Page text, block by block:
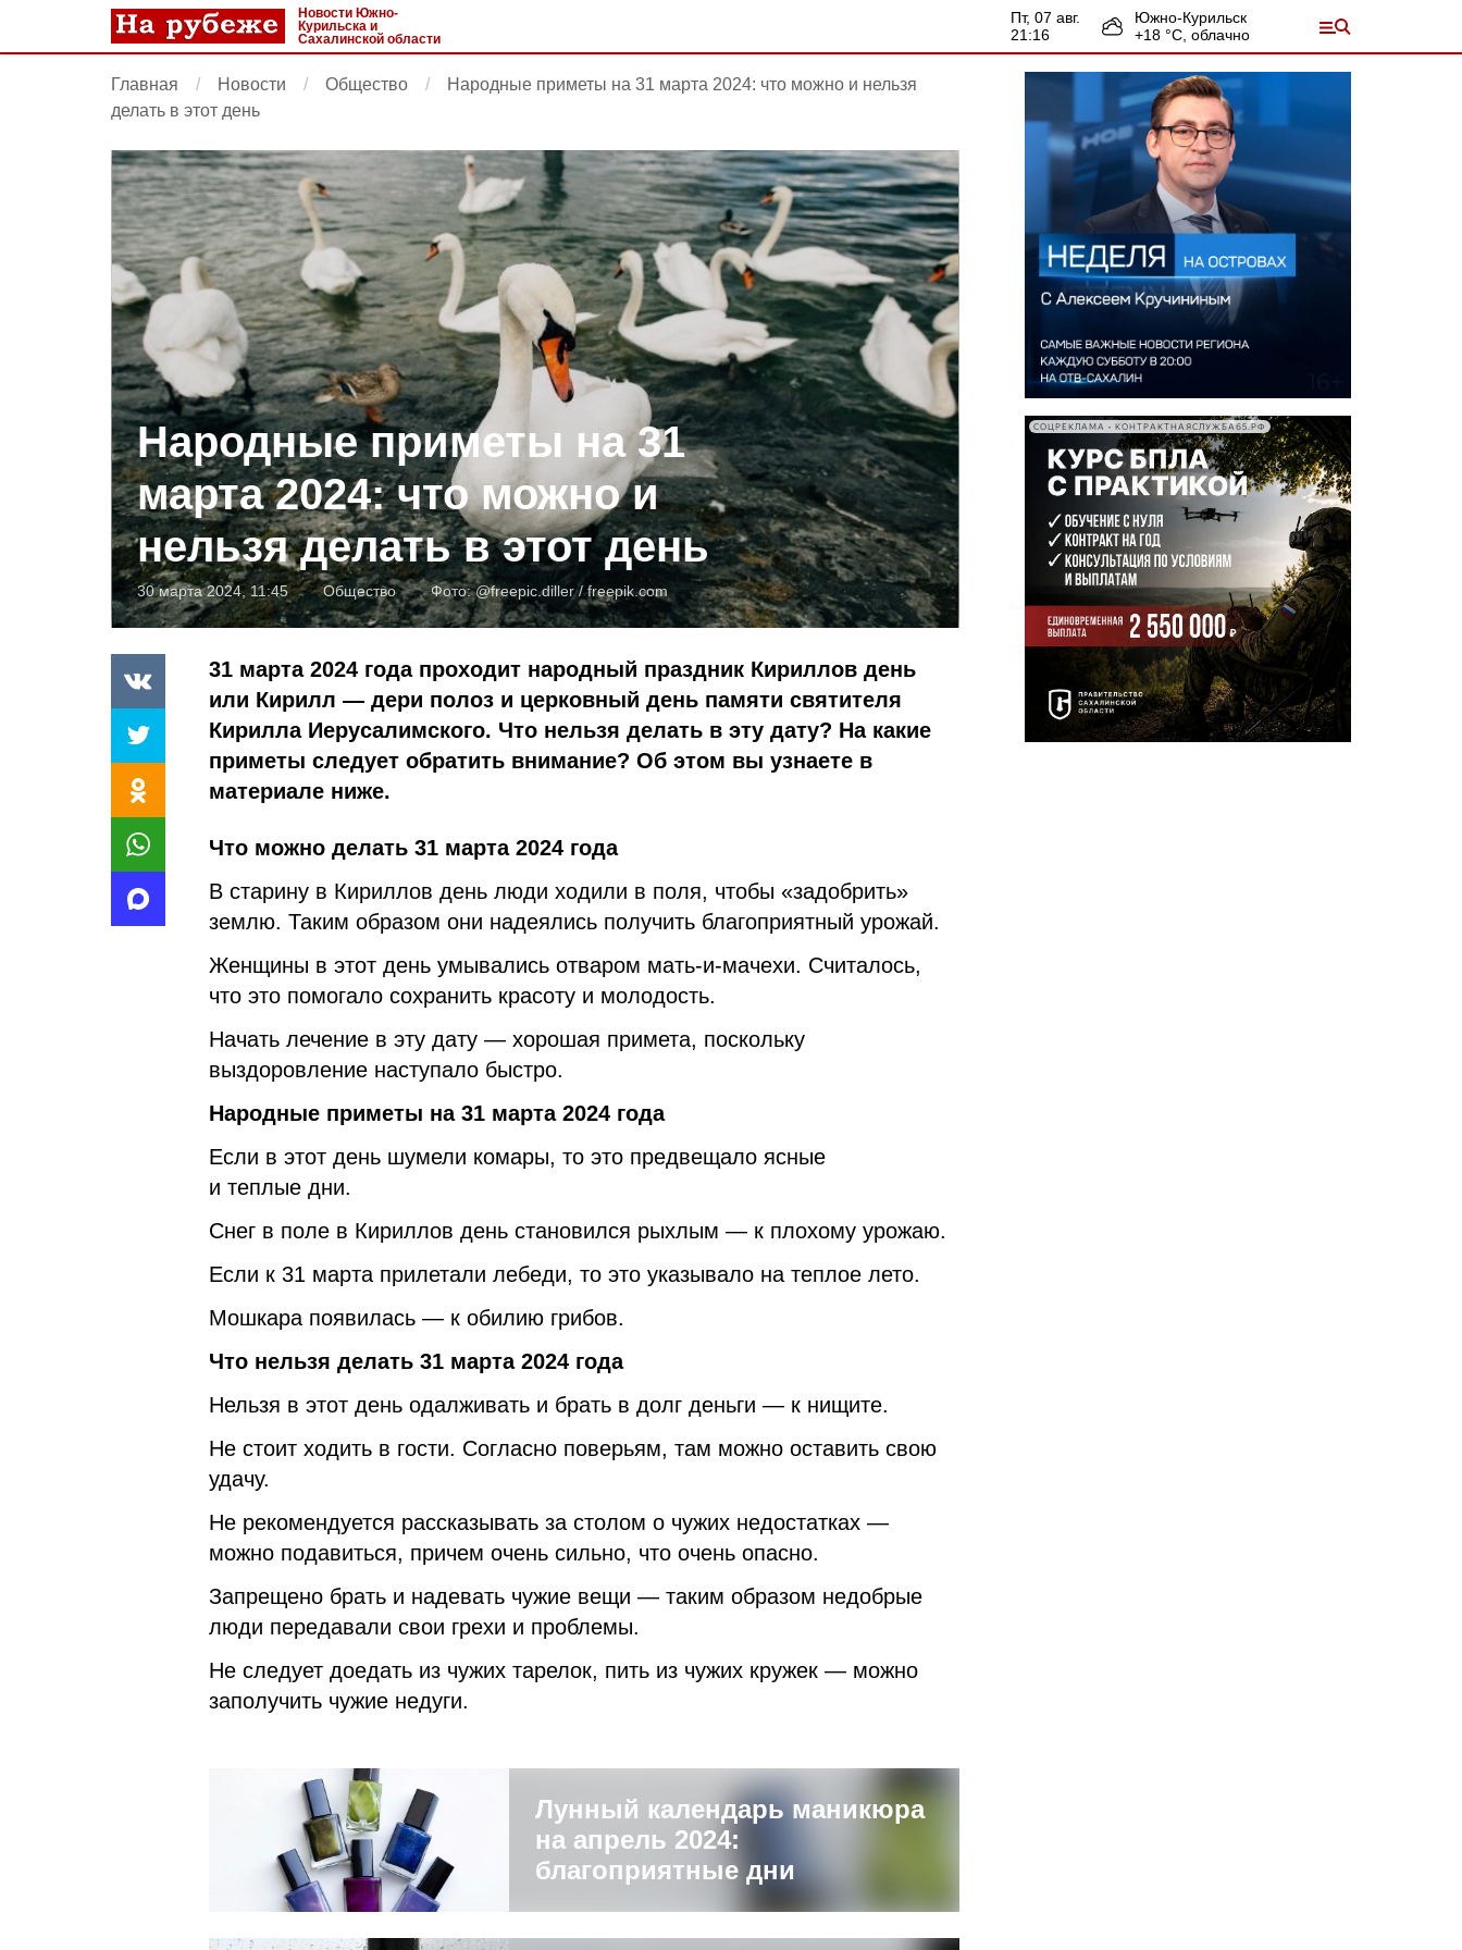
Новости Южно-
Курильска и
Сахалинской области
пт, 07 авг.
21:16
Южно-Курильск
+18 °С, облачно
Главная Новости Общество
Народные приметы на 31 марта 2024: что можно и нельзя
делать в этот день
Народные приметы на 31
марта 2024: что можно и
нельзя делать в этот день
30 марта 2024, 11:45 Общество Фото:@freepic.diller /freepik.com
31 марта 2024 года проходит народный праздник Кириллов день
или Кирилл — дери полоз и церковный день памяти святителя
Кирилла Иерусалимского. Что нельзя делать в эту дату? На какие
приметы следует обратить внимание? Об этом вы узнаете в
материале ниже.
Что можно делать 31 марта 2024 года
В старину в Кириллов день люди ходили в поля, чтобы «задобрить»
землю. Таким образом они надеялись получить благоприятный урожай.
Женщины в этот день умывались отваром мать-и-мачехи. Считалось,
что это помогало сохранить красоту и молодость.
Начать лечение в эту дату — хорошая примета, поскольку
выздоровление наступало быстро.
Народные приметы на 31 марта 2024 года
Если в этот день шумели комары, то это предвещало ясные
и теплые дни.
Снег в поле в Кириллов день становился рыхлым — к плохому урожаю.
Если к 31 марта прилетали лебеди, то это указывало на теплое лето.
Мошкара появилась — к обилию грибов.
Что нельзя делать 31 марта 2024 года
Нельзя в этот день одалживать и брать в долг деньги — к нищите.
Не стоит ходить в гости. Согласно поверьям, там можно оставить свою
удачу.
Не рекомендуется рассказывать за столом о чужих недостатках —
можно подавиться, причем очень сильно, что очень опасно.
Запрещено брать и надевать чужие вещи — таким образом недобрые
люди передавали свои грехи и проблемы.
Не следует доедать из чужих тарелок, пить из чужих кружек — можно
заполучить чужие недуги.
Лунный календарь маникюра
на апрель 2024:
благоприятные дни
СОЦРЕКЛАМА • КОНТРАКТНАЯСЛУЖБА65.РФ